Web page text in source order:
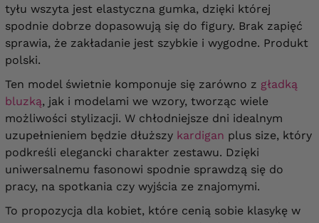
tyłu wszyta jest elastyczna gumka, dzięki której
spodnie dobrze dopasowują się do figury. Brak zapięć
sprawia, że zakładanie jest szybkie i wygodne. Produkt
polski.
Ten model świetnie komponuje się zarówno z gładką
bluzką, jak i modelami we wzory, tworząc wiele
możliwości stylizacji. W chłodniejsze dni idealnym
uzupełnieniem będzie dłuższy kardigan plus size, który
podkreśli elegancki charakter zestawu. Dzięki
uniwersalnemu fasonowi spodnie sprawdzą się do
pracy, na spotkania czy wyjścia ze znajomymi.
To propozycja dla kobiet, które cenią sobie klasykę w